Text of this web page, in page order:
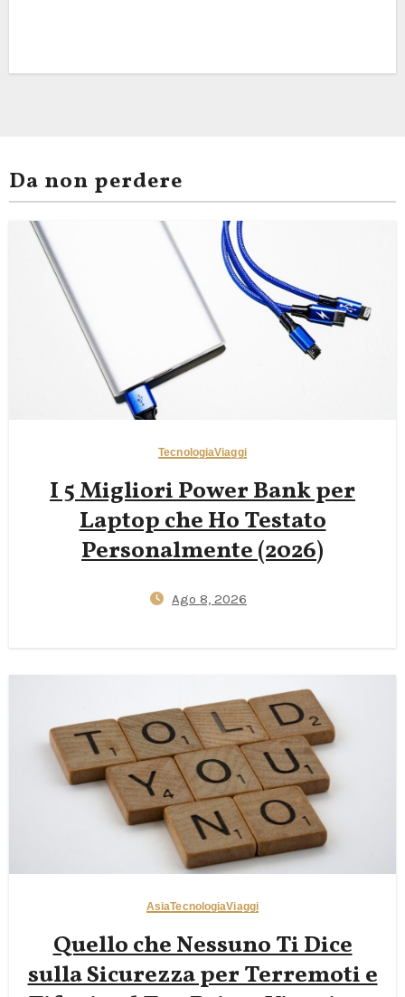
Da non perdere
TecnologiaViaggi
I 5 Migliori Power Bank per
Laptop che Ho Testato
Personalmente (2026)
Ago 8, 2026
AsiaTecnologiaViaggi
Quello che Nessuno Ti Dice
sulla Sicurezza per Terremoti e